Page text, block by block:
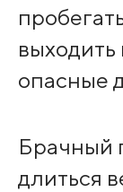
выходить
опасные
Брачный
длиться